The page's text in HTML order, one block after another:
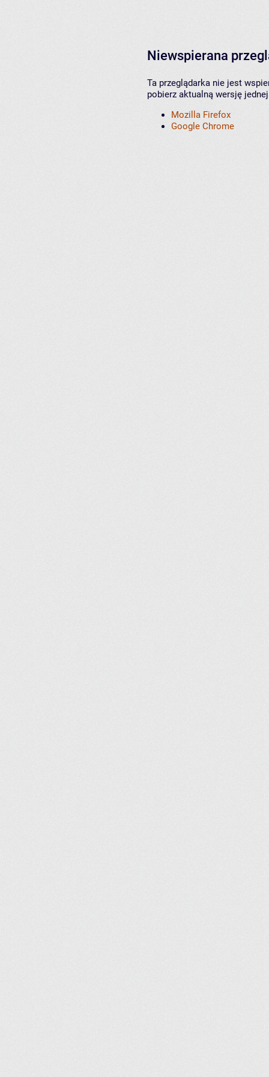
Niewspierana
Ta przeglądarka nie jest
pobierz aktualną wersję
Mozilla Firefox
Google Chrome